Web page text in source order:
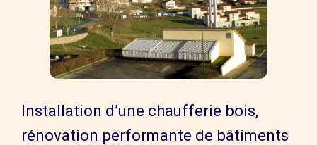
Installation d’une chaufferie bois,
rénovation performante de bâtiments